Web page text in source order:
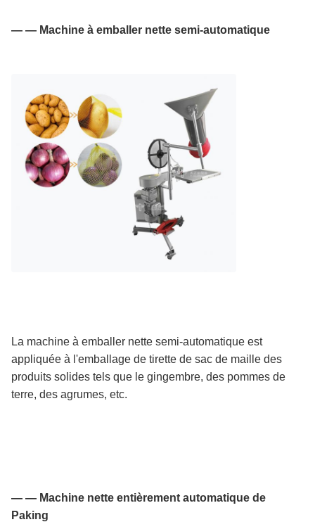
— — Machine à emballer nette semi-automatique
La machine à emballer nette semi-automatique est
appliquée à l'emballage de tirette de sac de maille des
produits solides tels que le gingembre, des pommes de
terre, des agrumes, etc.
— — Machine nette entièrement automatique de
Paking